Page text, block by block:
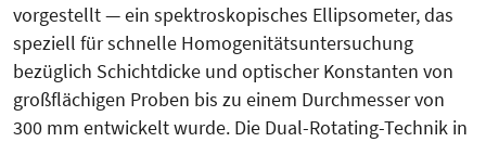
vorgestellt — ein spektroskopisches Ellipsometer, das
speziell für schnelle Homogenitätsuntersuchung
bezüglich Schichtdicke und optischer Konstanten von
großflächigen Proben bis zu einem Durchmesser von
300 mm entwickelt wurde. Die Dual-Rotating-Technik in